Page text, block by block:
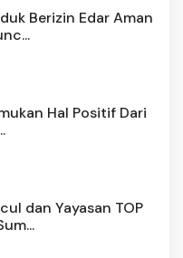
Berizin Edar Aman
Hal Positif Dari
dan Yayasan TOP